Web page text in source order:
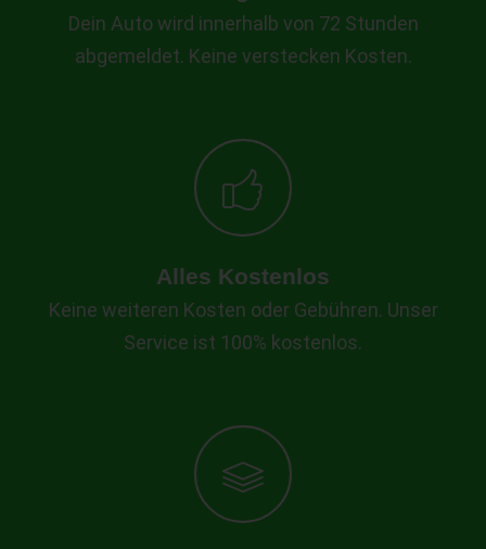
Dein Auto wird innerhalb von 72 Stunden
abgemeldet. Keine verstecken Kosten.
Alles Kostenlos
Keine weiteren Kosten oder Gebühren. Unser
Service ist 100% kostenlos.